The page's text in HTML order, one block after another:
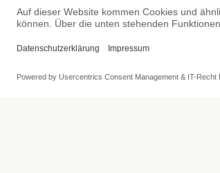
Cookie-Einstellungen